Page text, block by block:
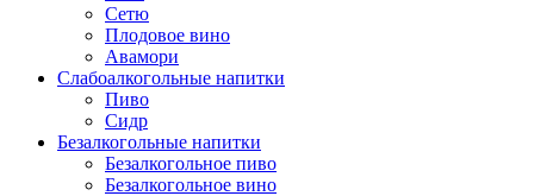
Сетю
Плодовое вино
Авамори
Слабоалкогольные напитки
Пиво
Сидр
Безалкогольные напитки
Безалкогольное пиво
Безалкогольное вино